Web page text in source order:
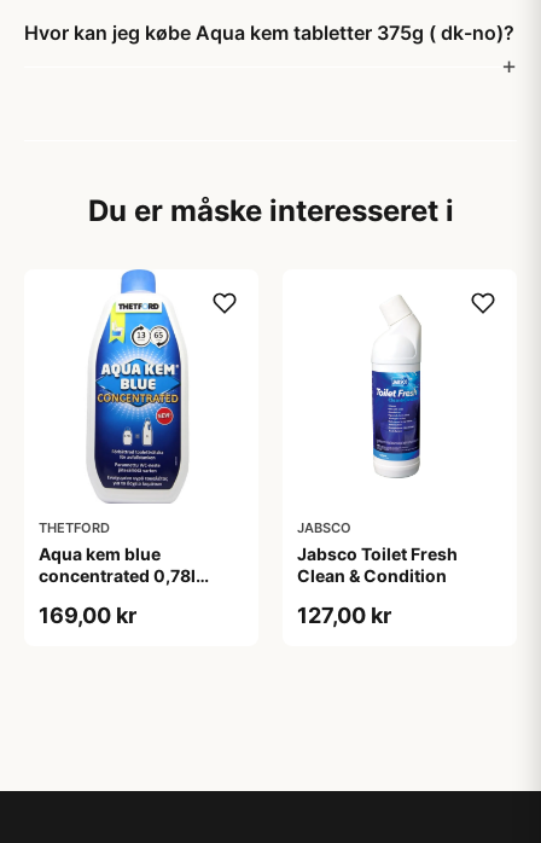
Hvor kan jeg købe Aqua kem tabletter 375g ( dk-no)?
Du er måske interesseret i
THETFORD
Aqua kem blue
concentrated 0,78l
169,00 kr
JABSCO
Jabsco Toilet Fresh
Clean & Condition
127,00 kr